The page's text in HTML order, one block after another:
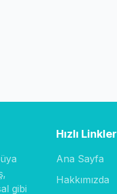
gibi
Hızlı Linkler
Ana Sayfa
Hakkımızda